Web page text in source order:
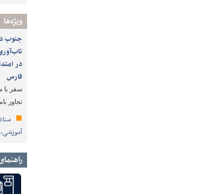
ویژه‌ها
جنوب
در
فارس
سفر با
تجاوز